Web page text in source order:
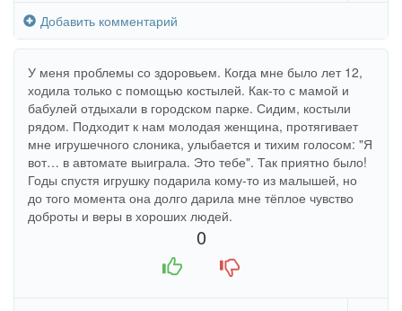
Добавить комментарий
У меня проблемы со здоровьем. Когда мне было лет 12,
ходила только с помощью костылей. Как-то с мамой и
бабулей отдыхали в городском парке. Сидим, костыли
рядом. Подходит к нам молодая женщина, протягивает
мне игрушечного слоника, улыбается и тихим голосом: "Я
вот… в автомате выиграла. Это тебе". Так приятно было!
Годы спустя игрушку подарила кому-то из малышей, но
до того момента она долго дарила мне тёплое чувство
доброты и веры в хороших людей.
0